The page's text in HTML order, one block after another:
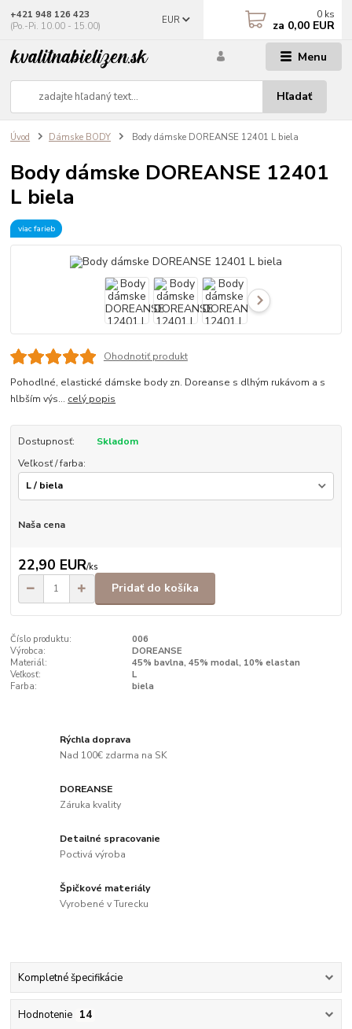
Menu
EUR
Hľadať
+421 948 126 423
(Po.-Pi. 10.00 - 15.00)
0 ks
za 0,00 EUR
Úvod Dámske BODY Body dámske DOREANSE 12401 L biela
Body dámske DOREANSE 12401
L biela
viac farieb
Ohodnotiť produkt
Pohodlné, elastické dámske body zn. Doreanse s dlhým rukávom a s
hlbším výs... celý popis
Dostupnosť:
Skladom
Veľkosť / farba:
Naša cena
22,90 EUR/ks
Pridať do košíka
Číslo produktu:
006
Výrobca:
DOREANSE
Materiál:
45% bavlna, 45% modal, 10% elastan
Veľkosť:
L
Farba:
biela
Rýchla doprava
Nad 100€ zdarma na SK
DOREANSE
Záruka kvality
Detailné spracovanie
Poctivá výroba
Špičkové materiály
Vyrobené v Turecku
Kompletné špecifikácie
Hodnotenie 14